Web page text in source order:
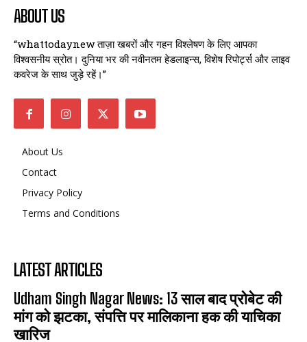
ABOUT US
“whattodaynew ताज़ा खबरों और गहन विश्लेषण के लिए आपका
विश्वसनीय स्रोत। दुनिया भर की नवीनतम हेडलाइन्स, विशेष रिपोर्ट्स और लाइव
कवरेज के साथ जुड़े रहें।”
About Us
Contact
Privacy Policy
Terms and Conditions
LATEST ARTICLES
Udham Singh Nagar News: 13 साल बाद प्रोबेट की
मांग को झटका, संपत्ति पर मालिकाना हक की याचिका
खारिज